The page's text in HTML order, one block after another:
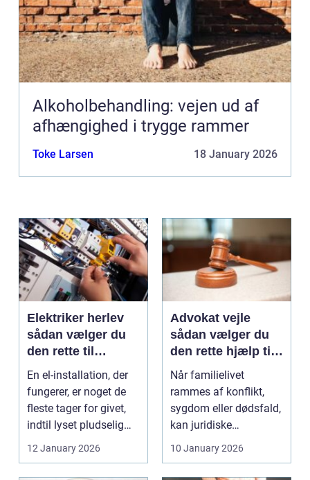
Alkoholbehandling: vejen ud af
afhængighed i trygge rammer
Toke Larsen 18 January 2026
Elektriker herlev
sådan vælger du
den rette til
opgaven
En el-installation, der
fungerer, er noget de
fleste tager for givet,
indtil lyset pludselig
går, el...
12 January 2026
Advokat vejle
sådan vælger du
den rette hjælp til
familien
Når familielivet
rammes af konflikt,
sygdom eller dødsfald,
kan juridiske
spørgsmål hurtigt
vokse si...
10 January 2026